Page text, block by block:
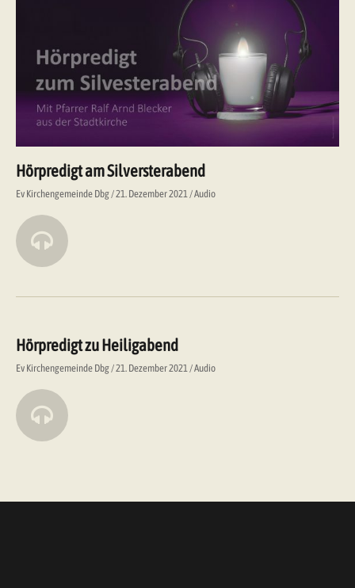
Hörpredigt am Silversterabend
Ev Kirchengemeinde Dbg 21. Dezember 2021 Audio
Hörpredigt zu Heiligabend
Ev Kirchengemeinde Dbg 21. Dezember 2021 Audio